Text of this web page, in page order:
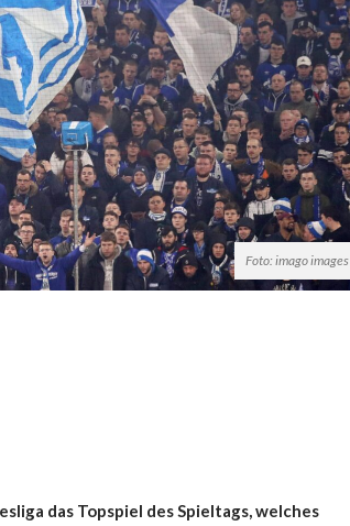
Foto: imago images
das Topspiel des Spieltags, welches